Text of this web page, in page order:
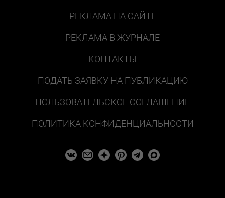
РЕКЛАМА НА САЙТЕ
РЕКЛАМА В ЖУРНАЛЕ
КОНТАКТЫ
ПОДАТЬ ЗАЯВКУ НА ПУБЛИКАЦИЮ
ПОЛЬЗОВАТЕЛЬСКОЕ СОГЛАШЕНИЕ
ПОЛИТИКА КОНФИДЕНЦИАЛЬНОСТИ